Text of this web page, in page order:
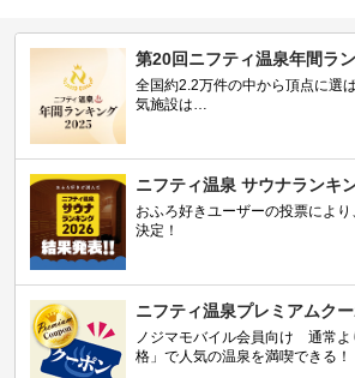
第20回ニフティ温泉年間ラ
全国約2.2万件の中から頂点に選
気施設は…
ニフティ温泉 サウナランキ
おふろ好きユーザーの投票によ
決定！
ニフティ温泉プレミアムク
ノジマモバイル会員向け 通常よ
格」で人気の温泉を満喫できる！